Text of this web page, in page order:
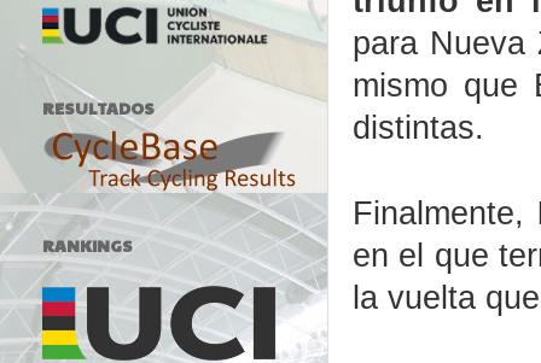
para Nueva
mismo que
distintas.
Finalmente,
en el que
la vuelta
RESULTADOS
RANKINGS